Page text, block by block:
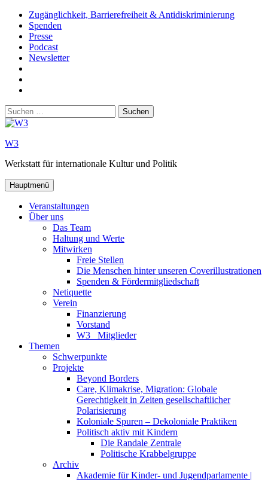
Zum
Inhalt
springen
Zugänglichkeit, Barrierefreiheit & Antidiskriminierung
Spenden
Presse
Podcast
Newsletter
Youtube
Suchen
nach:
W3
Werkstatt für internationale Kultur und Politik
Hauptmenü
Veranstaltungen
Über uns
Das Team
Haltung und Werte
Mitwirken
Freie Stellen
Die Menschen hinter unseren Coverillustrationen
Spenden & Fördermitgliedschaft
Netiquette
Verein
Finanzierung
Vorstand
W3_ Mitglieder
Themen
Schwerpunkte
Projekte
Beyond Borders
Care, Klimakrise, Migration: Globale
Gerechtigkeit in Zeiten gesellschaftlicher
Polarisierung
Koloniale Spuren – Dekoloniale Praktiken
Politisch aktiv mit Kindern
Die Randale Zentrale
Politische Krabbelgruppe
Archiv
Akademie für Kinder- und Jugendparlamente |